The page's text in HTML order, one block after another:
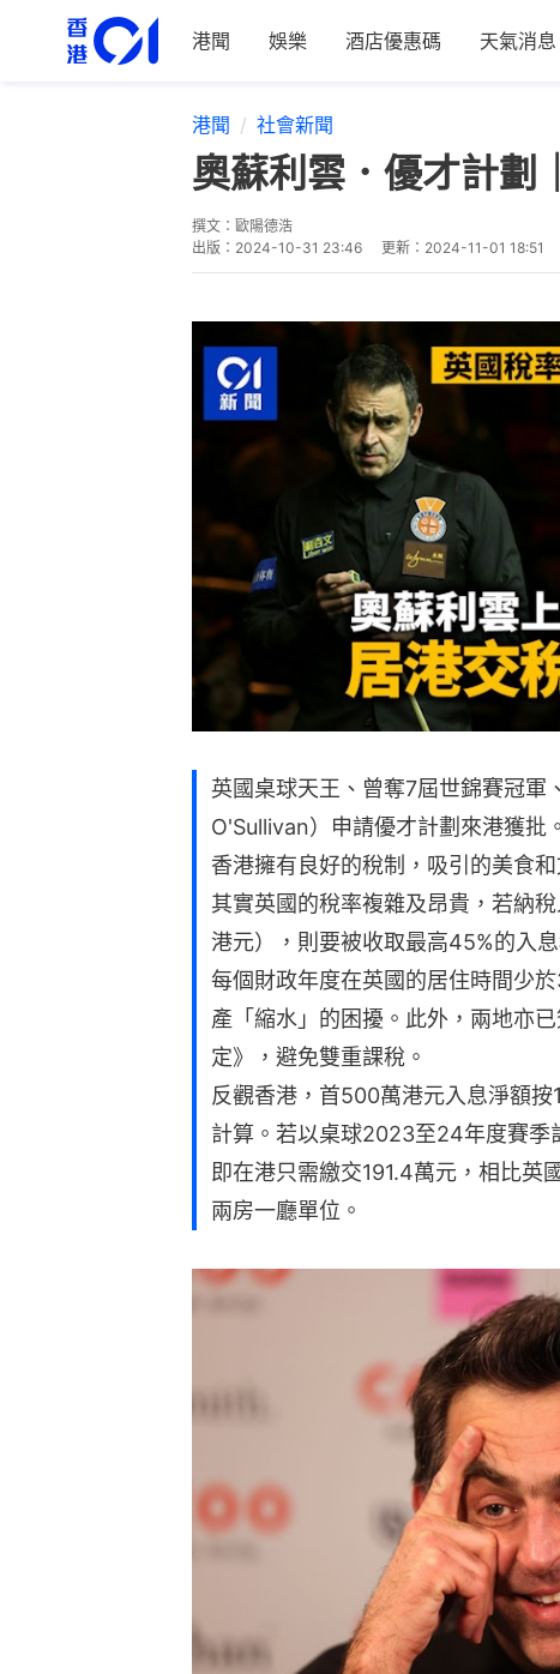
港聞 娛樂 酒店優惠碼 天氣消息
港聞 社會新聞
奧蘇利雲．優才計
撰文： 歐陽德浩
出版： 2024-10-31 23:46 更新： 2024-11-01 18:51
英國桌球天王、曾奪7屆世錦賽冠
O'Sullivan）申請優才計劃來港獲批
香港擁有良好的稅制，吸引的美食
其實英國的稅率複雜及昂貴，若納
港元），則要被收取最高45%的入
每個財政年度在英國的居住時間少
產「縮水」的困擾。此外，兩地亦
定》，避免雙重課稅。
反觀香港，首500萬港元入息淨額
計算。若以桌球2023至24年度賽季
即在港只需繳交191.4萬元，相比英
兩房一廳單位。